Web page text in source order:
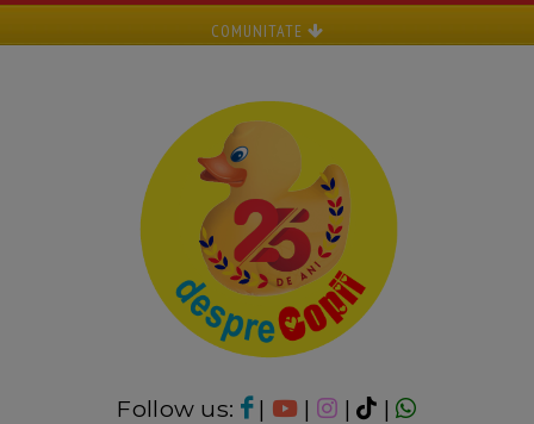
COMUNITATE
Follow us: | | |
|